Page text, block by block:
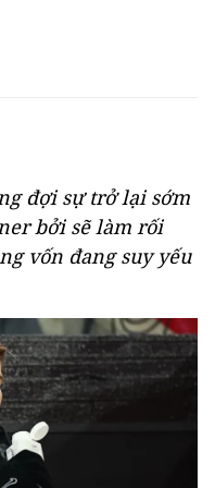
đợi sự trở lại sớm
bởi sẽ làm rối
vốn đang suy yếu